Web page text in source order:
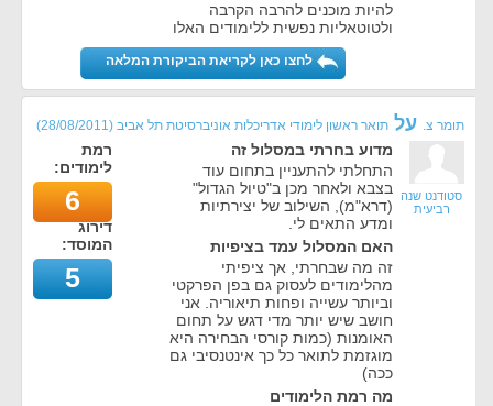
להיות מוכנים להרבה הקרבה
ולטוטאליות נפשית ללימודים האלו
לחצו כאן לקריאת הביקורת המלאה
תומר צ. על תואר ראשון לימודי אדריכלות אוניברסיטת תל אביב (
28/08/2011
)
סטודנט שנה
רביעית
מדוע בחרתי במסלול זה
התחלתי להתעניין בתחום עוד
בצבא ולאחר מכן ב"טיול הגדול"
(דרא"מ), השילוב של יצירתיות
ומדע התאים לי.
האם המסלול עמד בציפיות
זה מה שבחרתי, אך ציפיתי
מהלימודים לעסוק גם בפן הפרקטי
וביותר עשייה ופחות תיאוריה. אני
חושב שיש יותר מדי דגש על תחום
האומנות (כמות קורסי הבחירה היא
מוגזמת לתואר כל כך אינטנסיבי גם
ככה)
מה רמת הלימודים
רמת
לימודים:
6
דירוג
המוסד:
5